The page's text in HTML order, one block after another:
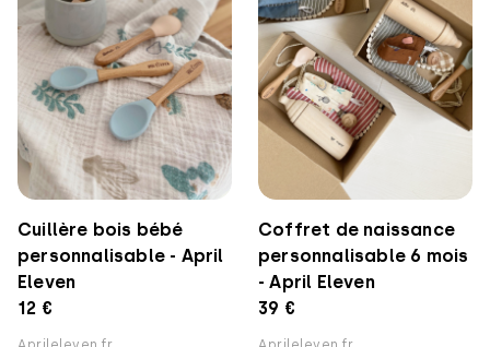
Cuillère bois bébé
personnalisable - April
Eleven
12 €
Coffret de naissance
personnalisable 6 mois
- April Eleven
39 €